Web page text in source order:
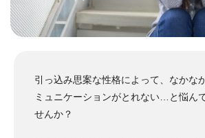
引っ込み思案な性格によって、なかな
ミュニケーションがとれない…と悩ん
せんか？